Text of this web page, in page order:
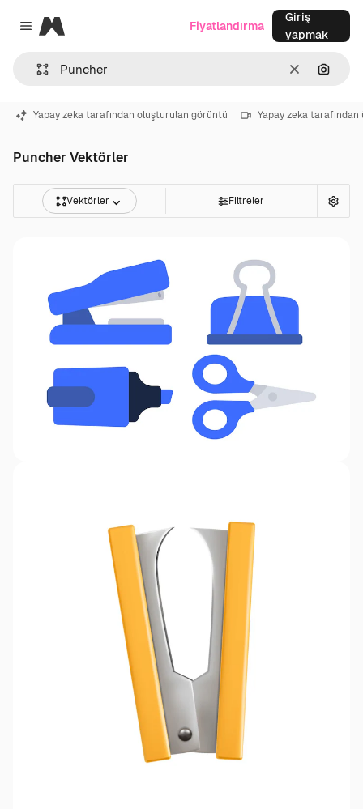
Close menu
Magnific
Temizlemek
Fiyatlandırma
Giriş
yapmak
Yapay zeka tarafından oluşturulan görüntü Yapay zeka
Puncher Vektörler
Vektörler Filtreler